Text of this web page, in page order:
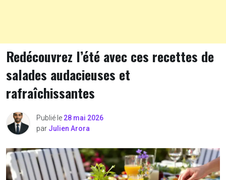
Redécouvrez l’été avec ces recettes de
salades audacieuses et
rafraîchissantes
Publié le 28 mai 2026
par Julien Arora